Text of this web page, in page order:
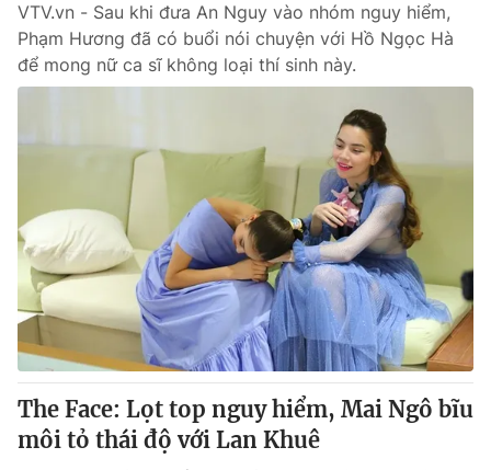
VTV.vn - Sau khi đưa An Nguy vào nhóm nguy hiểm,
Phạm Hương đã có buổi nói chuyện với Hồ Ngọc Hà
để mong nữ ca sĩ không loại thí sinh này.
The Face: Lọt top nguy hiểm, Mai Ngô bĩu
môi tỏ thái độ với Lan Khuê